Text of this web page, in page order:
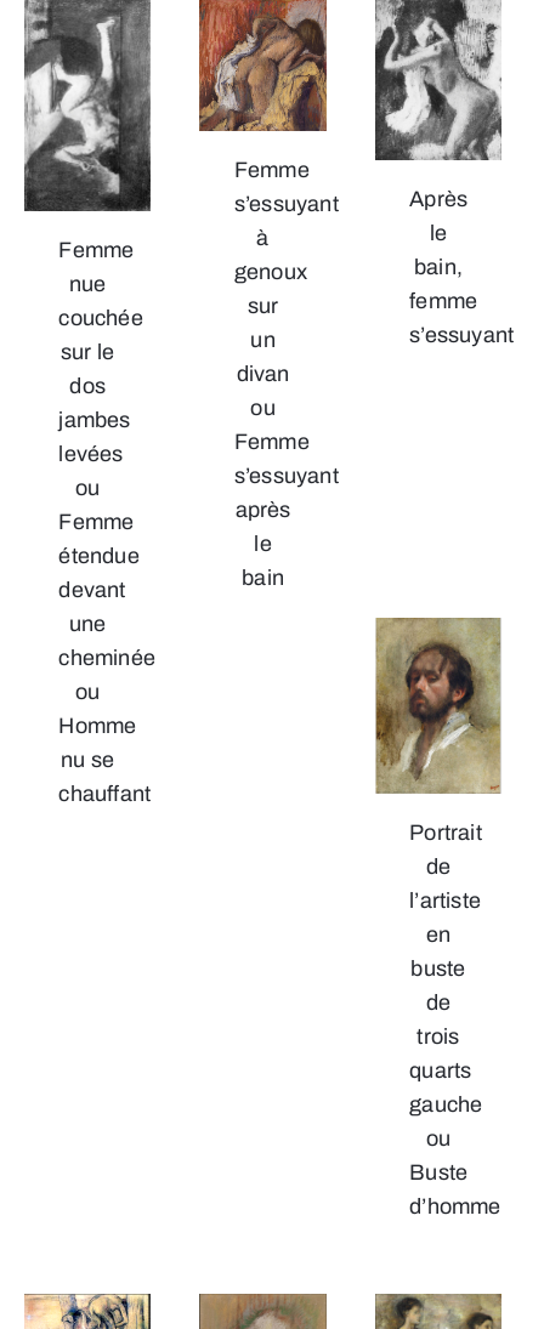
Femme
nue
couchée
sur le
dos
jambes
levées
ou
Femme
étendue
devant
une
cheminée
ou
Homme
nu se
chauffant
Femme
s’essuyant
à
genoux
sur
un
divan
ou
Femme
s’essuyant
après
le
bain
Après
le
bain,
femme
s’essuyant
Portrait
de
l’artiste
en
buste
de
trois
quarts
gauche
ou
Buste
d’homme